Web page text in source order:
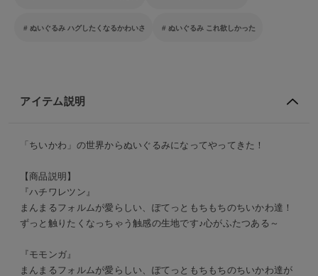
ぬいぐるみ ハグしたくなるかわいさ ぬいぐるみ これ欲しかった
アイテム説明
「ちいかわ」の世界からぬいぐるみになってやってきた！
【商品説明】
『ハチワレツン』
まんまるフォルムが愛らしい、ぽてっともちもちのちいかわ達！
ずっと触りたくなっちゃう触感の生地です♪心がふたつある～
『モモンガ』
まんまるフォルムが愛らしい、ぽてっともちもちのちいかわ達が